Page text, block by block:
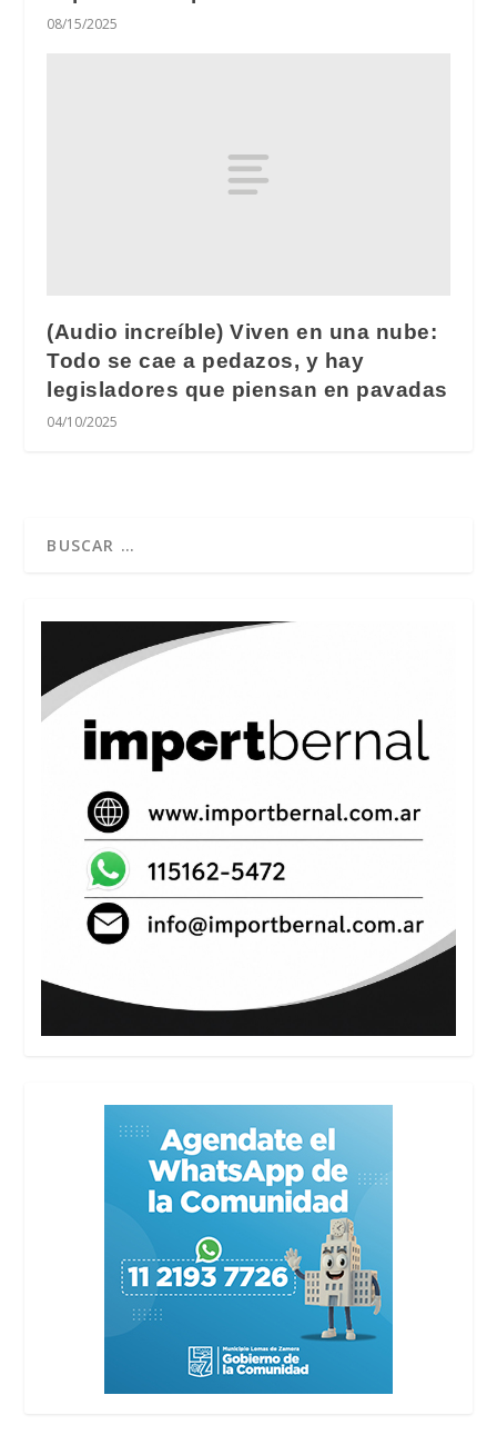
08/15/2025
(Audio increíble) Viven en una nube:
Todo se cae a pedazos, y hay
legisladores que piensan en pavadas
04/10/2025